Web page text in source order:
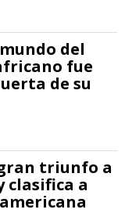
del
fue
de su
triunfo a
clasifica a